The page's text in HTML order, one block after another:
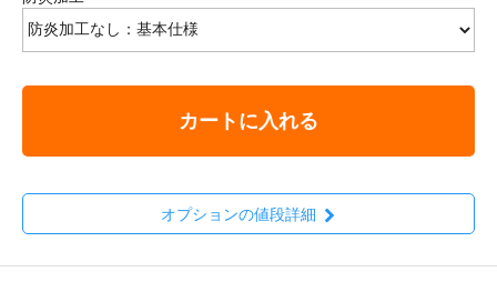
カートに入れる
オプションの値段詳細